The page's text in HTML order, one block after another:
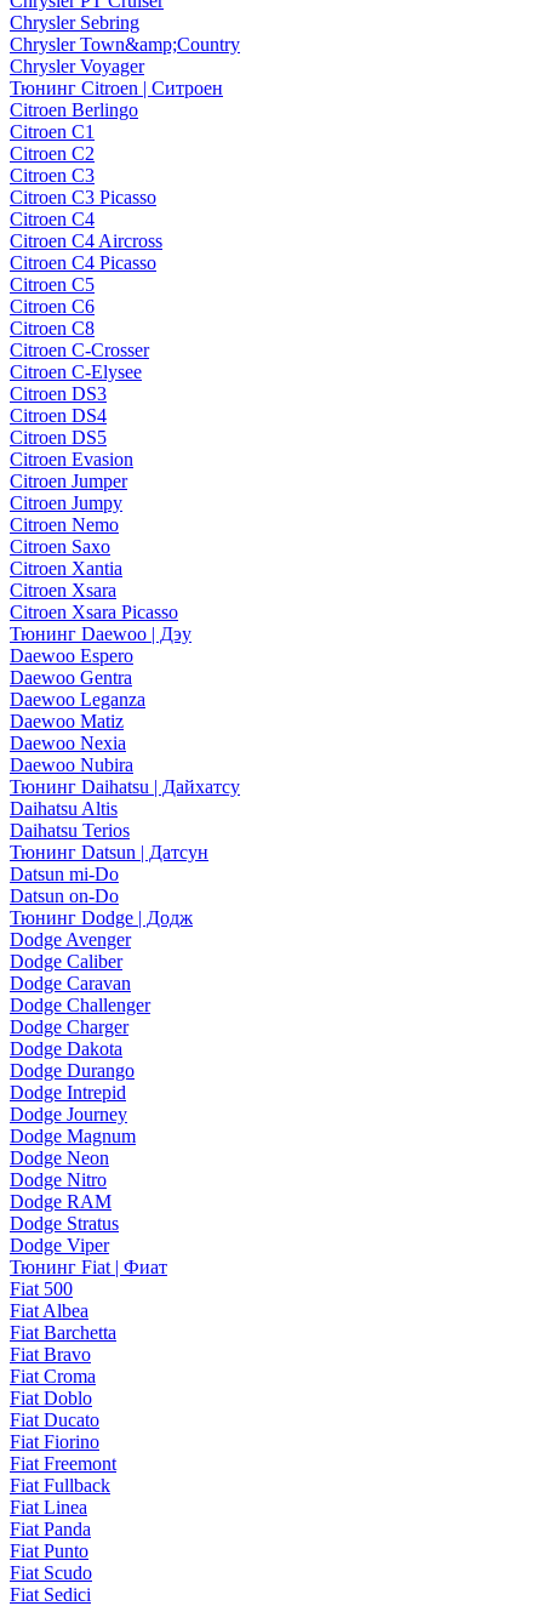
Chrysler Sebring
Chrysler Town&amp;Country
Chrysler Voyager
Тюнинг Citroen | Ситроен
Citroen Berlingo
Citroen C1
Citroen C2
Citroen C3
Citroen C3 Picasso
Citroen C4
Citroen C4 Aircross
Citroen C4 Picasso
Citroen C5
Citroen C6
Citroen C8
Citroen C-Crosser
Citroen C-Elysee
Citroen DS3
Citroen DS4
Citroen DS5
Citroen Evasion
Citroen Jumper
Citroen Jumpy
Citroen Nemo
Citroen Saxo
Citroen Xantia
Citroen Xsara
Citroen Xsara Picasso
Тюнинг Daewoo | Дэу
Daewoo Espero
Daewoo Gentra
Daewoo Leganza
Daewoo Matiz
Daewoo Nexia
Daewoo Nubira
Тюнинг Daihatsu | Дайхатсу
Daihatsu Altis
Daihatsu Terios
Тюнинг Datsun | Датсун
Datsun mi-Do
Datsun on-Do
Тюнинг Dodge | Додж
Dodge Avenger
Dodge Caliber
Dodge Caravan
Dodge Challenger
Dodge Charger
Dodge Dakota
Dodge Durango
Dodge Intrepid
Dodge Journey
Dodge Magnum
Dodge Neon
Dodge Nitro
Dodge RAM
Dodge Stratus
Dodge Viper
Тюнинг Fiat | Фиат
Fiat 500
Fiat Albea
Fiat Barchetta
Fiat Bravo
Fiat Croma
Fiat Doblo
Fiat Ducato
Fiat Fiorino
Fiat Freemont
Fiat Fullback
Fiat Linea
Fiat Panda
Fiat Punto
Fiat Scudo
Fiat Sedici